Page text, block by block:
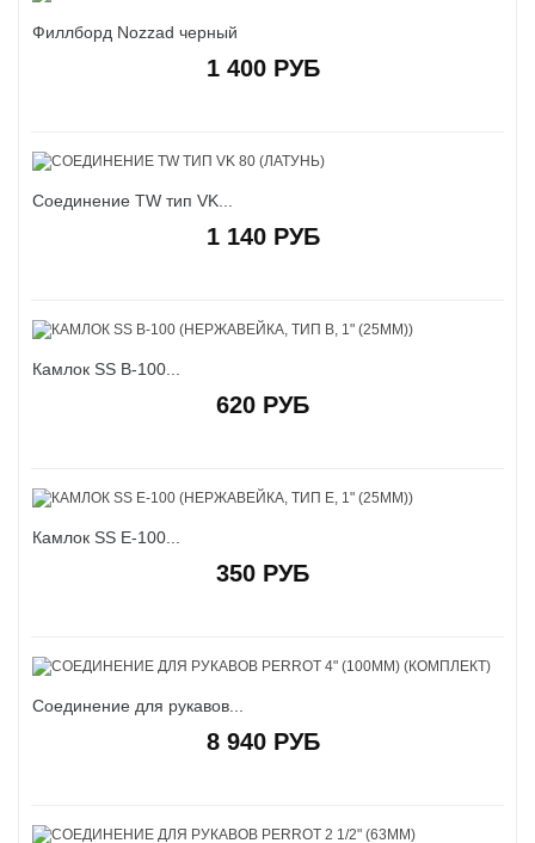
Филлборд Nozzad черный
1 400 РУБ
Соединение TW тип VK...
1 140 РУБ
Камлок SS B-100...
620 РУБ
Камлок SS E-100...
350 РУБ
Соединение для рукавов...
8 940 РУБ